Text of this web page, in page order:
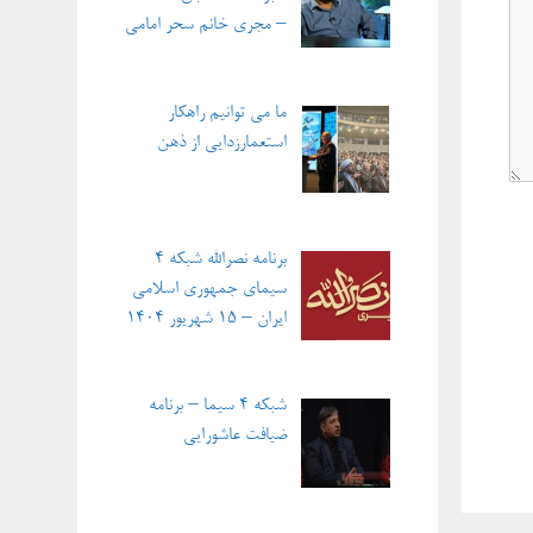
– مجری خانم سحر امامی
ما می توانیم راهکار
استعمارزدایی از ذهن
برنامه نصرالله شبکه ۴
سیمای جمهوری اسلامی
ایران – ۱۵ شهریور ۱۴۰۴
شبکه ۴ سیما – برنامه
ضیافت عاشورایی